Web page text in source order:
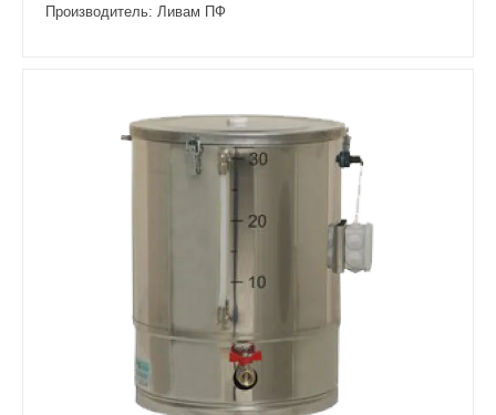
Производитель: Ливам ПФ